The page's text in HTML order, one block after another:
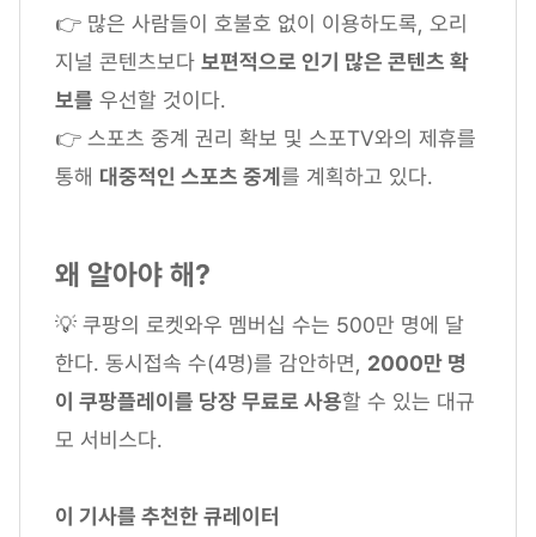
👉 많은 사람들이 호불호 없이 이용하도록, 오리
지널 콘텐츠보다 보편적으로 인기 많은 콘텐츠 확
보를 우선할 것이다.
👉 스포츠 중계 권리 확보 및 스포TV와의 제휴를
통해 대중적인 스포츠 중계 를 계획하고 있다.
왜 알아야 해?
💡 쿠팡의 로켓와우 멤버십 수는 500만 명에 달
한다. 동시접속 수(4명)를 감안하면, 2000만 명
이 쿠팡플레이를 당장 무료로 사용할 수 있는 대규
모 서비스다.
이 기사를 추천한 큐레이터